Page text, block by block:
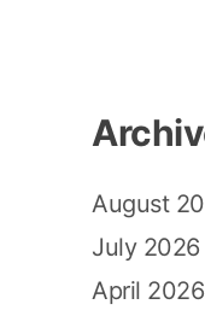
August
July 2026
April 2026